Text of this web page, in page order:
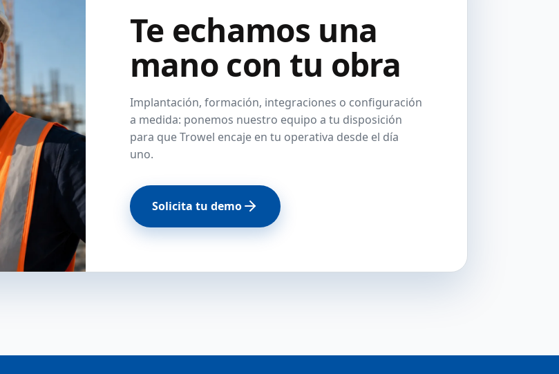
Te echamos una
mano con tu obra
Implantación, formación, integraciones o configuración
a medida: ponemos nuestro equipo a tu disposición
para que Trowel encaje en tu operativa desde el día
uno.
Solicita tu demo